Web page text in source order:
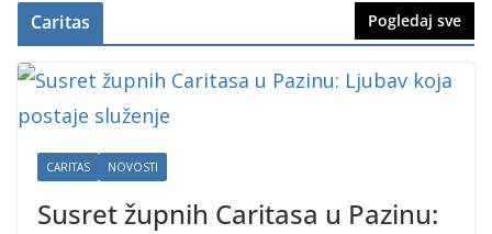
Caritas Pogledaj sve
CARITAS NOVOSTI
Susret župnih Caritasa u Pazinu: